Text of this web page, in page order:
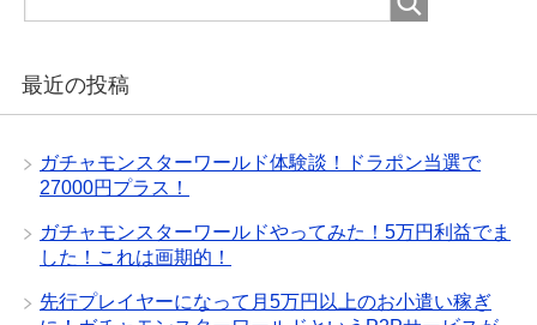
最近の投稿
ガチャモンスターワールド体験談！ドラポン当選で
27000円プラス！
ガチャモンスターワールドやってみた！5万円利益でま
した！これは画期的！
先行プレイヤーになって月5万円以上のお小遣い稼ぎ